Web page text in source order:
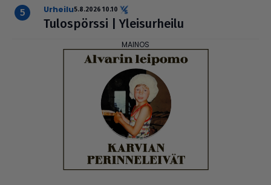
urheilu5.8.2026 10.10
Tulos­pörssi | Ylei­sur­heilu